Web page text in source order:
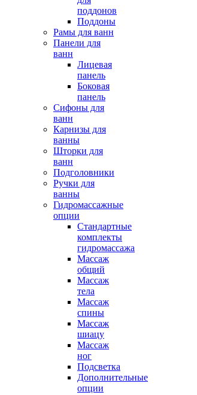
поддонов
Поддоны
Рамы для ванн
Панели для
ванн
Лицевая
панель
Боковая
панель
Сифоны для
ванн
Карнизы для
ванны
Шторки для
ванн
Подголовники
Ручки для
ванны
Гидромассажные
опции
Стандартные
комплекты
гидромассажа
Массаж
общий
Массаж
тела
Массаж
спины
Массаж
шиацу
Массаж
ног
Подсветка
Дополнительные
опции